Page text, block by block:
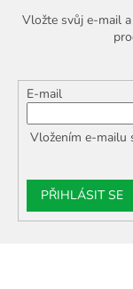
Vložte svůj e-mail
E-mail
Vložením e-mailu
PŘIHLÁSIT SE